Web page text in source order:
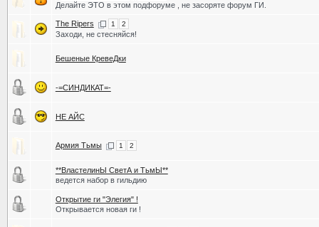
Делайте ЭТО в этом подфоруме , не засоряте форум ГИ.
The Ripers 1 2
Заходи, не стесняйся!
Бешеные КревеДки
-=СИНДИКАТ=-
НЕ АЙС
Армия Тьмы 1 2
**ВластелинЫ СветА и ТьмЫ**
ведется набор в гильдию
Открытие ги "Элегия" !
Открывается новая ги !